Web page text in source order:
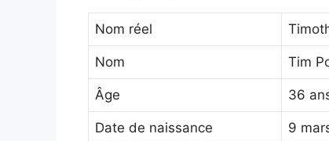
Nom réel
Nom Tim
Âge 36
Date de naissance 9